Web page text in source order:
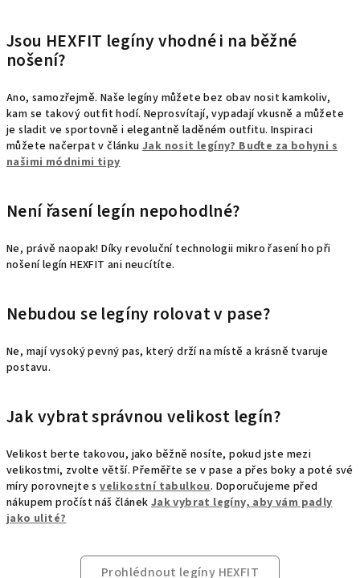
Jsou HEXFIT legíny vhodné i na běžné
nošení?
Ano, samozřejmě. Naše legíny můžete bez obav nosit kamkoliv,
kam se takový outfit hodí. Neprosvítají, vypadají vkusně a můžete
je sladit ve sportovně i elegantně laděném outfitu. Inspiraci
můžete načerpat v článku Jak nosit legíny? Buďte za bohyni s
našimi módnimi tipy
Není řasení legín nepohodlné?
Ne, právě naopak! Díky revoluční technologii mikro řasení ho při
nošení legín HEXFIT ani neucítíte.
Nebudou se legíny rolovat v pase?
Ne, mají vysoký pevný pas, který drží na místě a krásně tvaruje
postavu.
Jak vybrat správnou velikost legín?
Velikost berte takovou, jako běžně nosíte, pokud jste mezi
velikostmi, zvolte větší.Přeměřte se v pase a přes boky a poté své
míry porovnejte svelikostní tabulkou. Doporučujeme před
nákupem pročíst náš článekJak vybrat legíny, aby vám padly
jako ulité?
Prohlédnout legíny HEXFIT